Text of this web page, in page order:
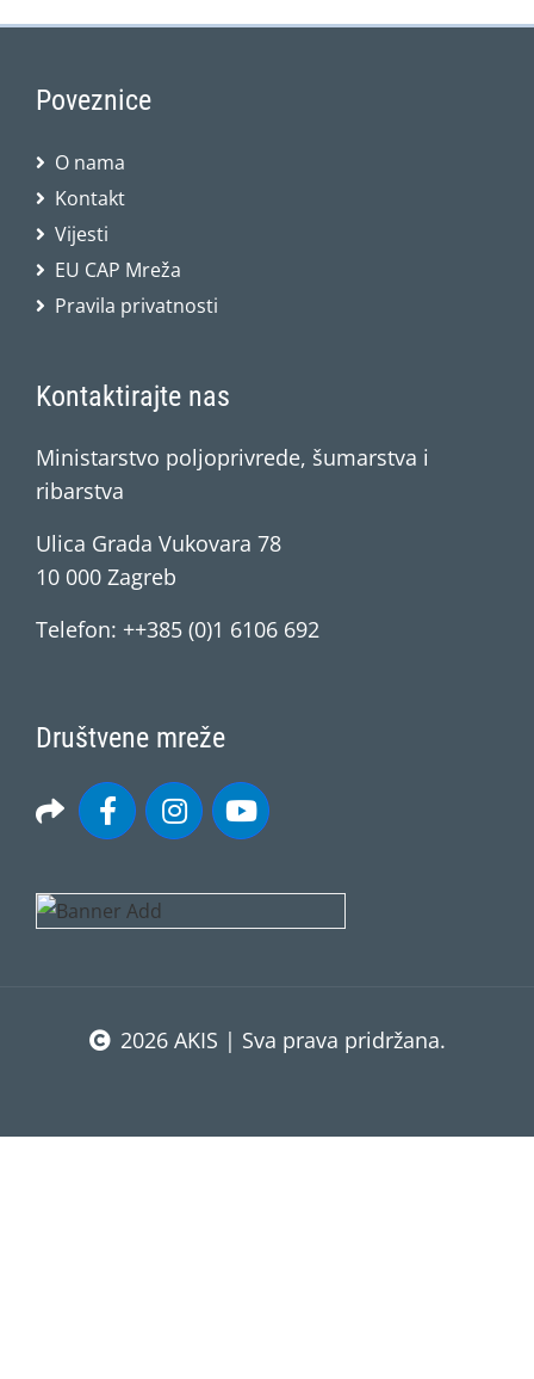
Poveznice
O nama
Kontakt
Vijesti
EU CAP Mreža
Pravila privatnosti
Kontaktirajte nas
Ministarstvo poljoprivrede, šumarstva i
ribarstva
Ulica Grada Vukovara 78
10 000 Zagreb
Telefon: ++385 (0)1 6106 692
Društvene mreže
2026 AKIS | Sva prava pridržana.